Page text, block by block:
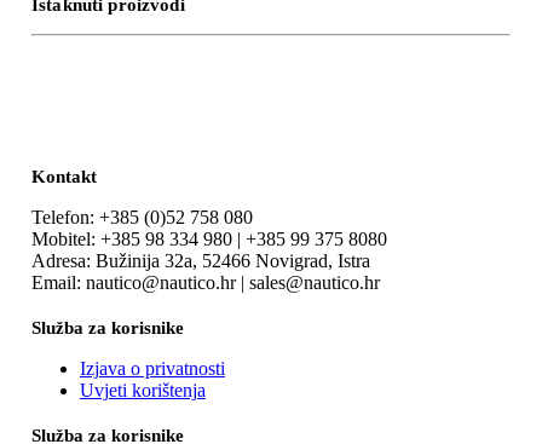
Istaknuti proizvodi
Kontakt
Telefon: +385 (0)52 758 080
Mobitel: +385 98 334 980 | +385 99 375 8080
Adresa: Bužinija 32a, 52466 Novigrad, Istra
Email: nautico@nautico.hr | sales@nautico.hr
Služba za korisnike
Izjava o privatnosti
Uvjeti korištenja
Služba za korisnike